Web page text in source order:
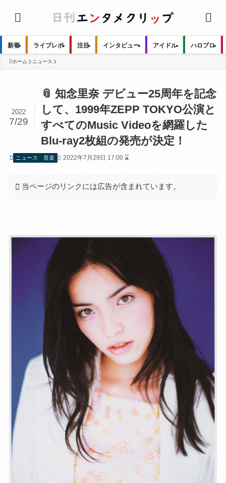
新着 ライブレポ 注目 インタビュー アイドル ハロプロ
ホーム ニュース
📎 知念里奈 デビュー25周年を記念
して、1999年ZEPP TOKYO公演と
すべてのMusic Videoを網羅した
Blu-ray2枚組の発売が決定！
2022
7/29
ニュース 音楽 2022年7月29日 17:00 ⌛
当ページのリンクには広告が含まれています。